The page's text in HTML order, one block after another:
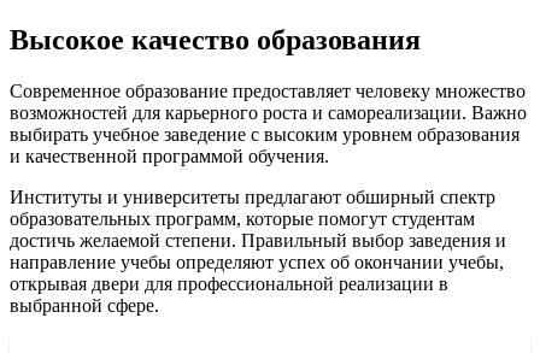
Высокое качество образования
Современное образование предоставляет человеку множество
возможностей для карьерного роста и самореализации. Важно
выбирать учебное заведение с высоким уровнем образования
и качественной программой обучения.
Институты и университеты предлагают обширный спектр
образовательных программ, которые помогут студентам
достичь желаемой степени. Правильный выбор заведения и
направление учебы определяют успех об окончании учебы,
открывая двери для профессиональной реализации в
выбранной сфере.